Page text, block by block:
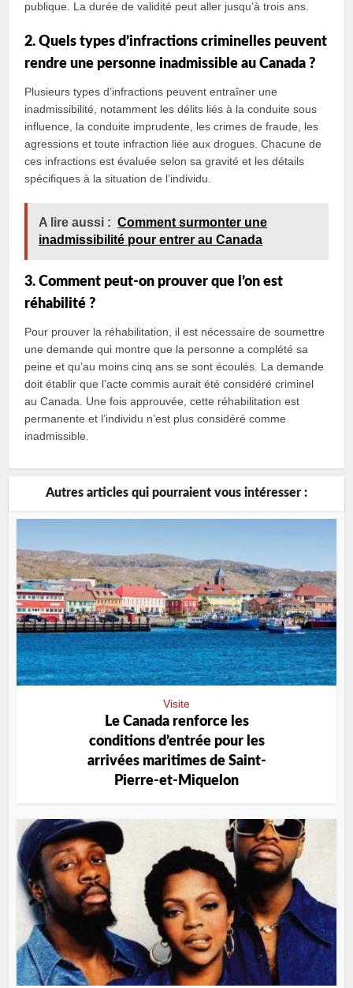
publique. La durée de validité peut aller jusqu’à trois ans.
2. Quels types d’infractions criminelles peuvent
rendre une personne inadmissible au Canada ?
Plusieurs types d’infractions peuvent entraîner une
inadmissibilité, notamment les délits liés à la conduite sous
influence, la conduite imprudente, les crimes de fraude, les
agressions et toute infraction liée aux drogues. Chacune de
ces infractions est évaluée selon sa gravité et les détails
spécifiques à la situation de l’individu.
A lire aussi : Comment surmonter une
inadmissibilité pour entrer au Canada
3. Comment peut-on prouver que l’on est
réhabilité ?
Pour prouver la réhabilitation, il est nécessaire de soumettre
une demande qui montre que la personne a complété sa
peine et qu’au moins cinq ans se sont écoulés. La demande
doit établir que l’acte commis aurait été considéré criminel
au Canada. Une fois approuvée, cette réhabilitation est
permanente et l’individu n’est plus considéré comme
inadmissible.
Autres articles qui pourraient vous intéresser :
Visite
Le Canada renforce les
conditions d’entrée pour les
arrivées maritimes de Saint-
Pierre-et-Miquelon